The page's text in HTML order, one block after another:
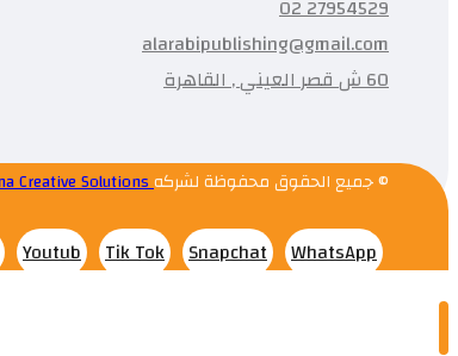
27954529 02
alarabipublishing@gmail.com
60 ش قصر العيني , القاهرة
© جميع الحقوق محفوظة لشركهComma Creative Solutions
Youtub Tik Tok Snapchat WhatsApp